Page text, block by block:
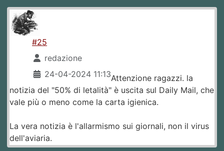
#25
redazione
24-04-2024 11:13Attenzione ragazzi. la
notizia del "50% di letalità" è uscita sul Daily Mail, che
vale più o meno come la carta igienica.
La vera notizia è l'allarmismo sui giornali, non il virus
dell'aviaria.